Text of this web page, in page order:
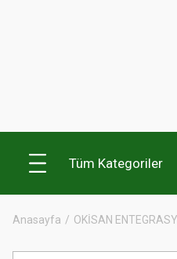
Tüm Kategoriler
Anasayfa OKİSAN